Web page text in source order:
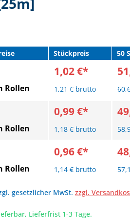
Stückpreis 50
Rollen
1,02 €*
1,21 € brutto
Rollen
0,99 €*
1,18 € brutto
Rollen
0,96 €*
1,14 € brutto
gesetzlicher MwSt.zzgl.
Lieferfrist 1-3 Tage.